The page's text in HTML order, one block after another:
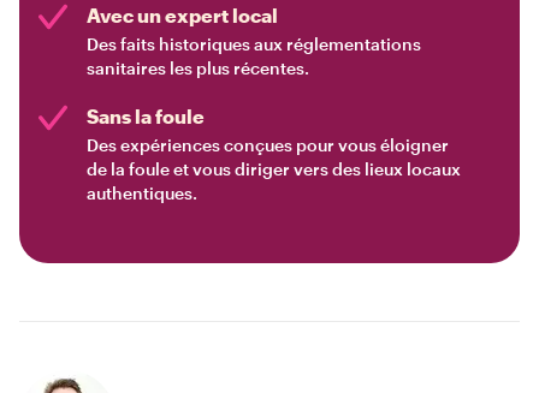
Avec un expert local
Des faits historiques aux réglementations
sanitaires les plus récentes.
Sans la foule
Des expériences conçues pour vous éloigner
de la foule et vous diriger vers des lieux locaux
authentiques.